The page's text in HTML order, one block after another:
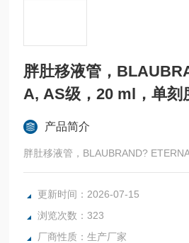
胖肚移液管，
A, AS级，20 ml，单刻
产品简介
胖肚移液管，BLAUBRAND?
更新时间：2026-07-15
浏览次数：323
厂商性质：生产厂家